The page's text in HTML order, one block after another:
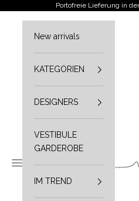
Zum Inhalt springenPortofreie Lieferung in
Navigationsmenü öffnen
New arrivals
KATEGORIEN
DESIGNERS
VESTIBULE
GARDEROBE
IM TREND